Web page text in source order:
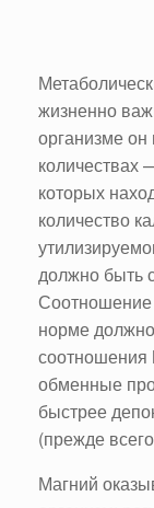
жизненно
организме
количествах
которых
количество
должно быть
Соотношение
норме
соотношения
обменные
быстрее
(прежде
Магний